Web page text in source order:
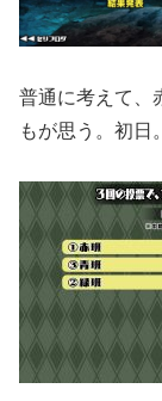
普通に考えて、
もが思う。初日。